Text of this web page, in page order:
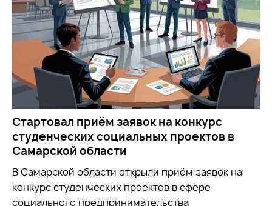
Стартовал приём заявок на конкурс
студенческих социальных проектов в
Самарской области
В Самарской области открыли приём заявок на
конкурс студенческих проектов в сфере
социального предпринимательства